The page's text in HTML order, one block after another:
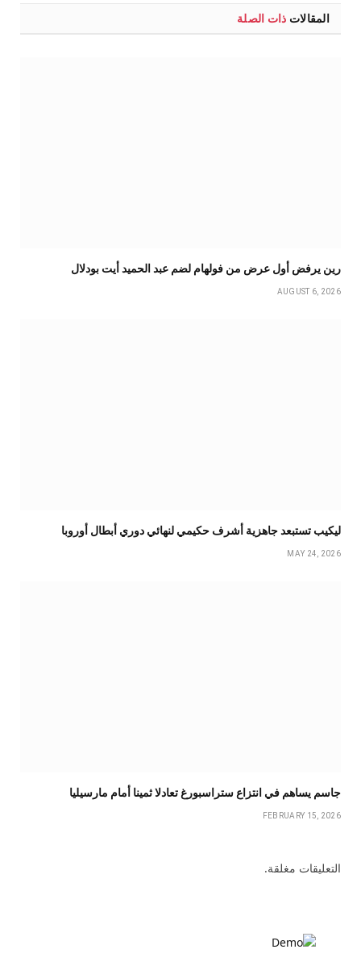
المقالات ذات الصلة
رين يرفض أول عرض من فولهام لضم عبد الحميد أيت بودلال
AUGUST 6, 2026
ليكيب تستبعد جاهزية أشرف حكيمي لنهائي دوري أبطال أوروبا
MAY 24, 2026
جاسم يساهم في انتزاع ستراسبورغ تعادلا ثمينا أمام مارسيليا
FEBRUARY 15, 2026
التعليقات مغلقة.